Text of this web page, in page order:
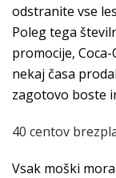
odstranite vse
Poleg tega
promocije,
nekaj časa
zagotovo boste
40 centov
Vsak moški